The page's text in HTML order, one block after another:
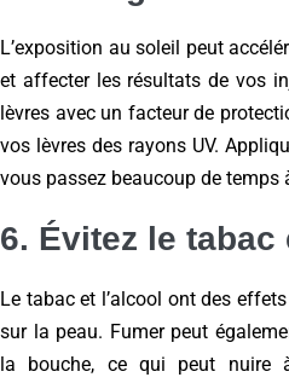
L’exposition au soleil peut
et affecter les résultats de vos
lèvres avec un facteur de
vos lèvres des rayons UV.
vous passez beaucoup de temps
6. Évitez le tabac
Le tabac et l’alcool ont des
sur la peau. Fumer peut
la bouche, ce qui peut nuire